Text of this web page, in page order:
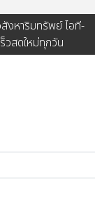
งหาริมทรัพย์ ไอที-
วสดใหม่ทุกวัน